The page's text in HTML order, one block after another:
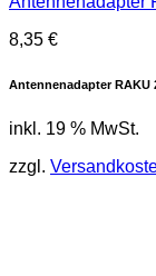
8,35 €
Antennenadapter RAKU
inkl. 19 % MwSt.
zzgl.